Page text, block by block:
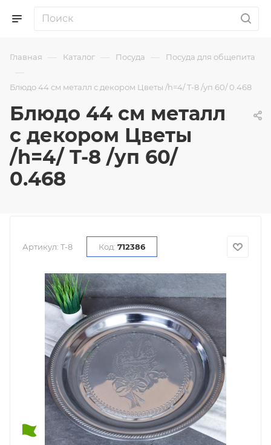
Главная — Каталог — Посуда — Посуда для общепита
—
Блюдо 44 см металл с декором Цветы /h=4/ T-8 /уп 60/ 0.468
Блюдо 44 см металл
с декором Цветы
/h=4/ T-8 /уп 60/
0.468
Артикул: T-8 Код: 712386